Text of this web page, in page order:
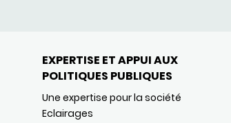
EXPERTISE ET APPUI AUX
POLITIQUES PUBLIQUES
Une expertise pour la société
Eclairages